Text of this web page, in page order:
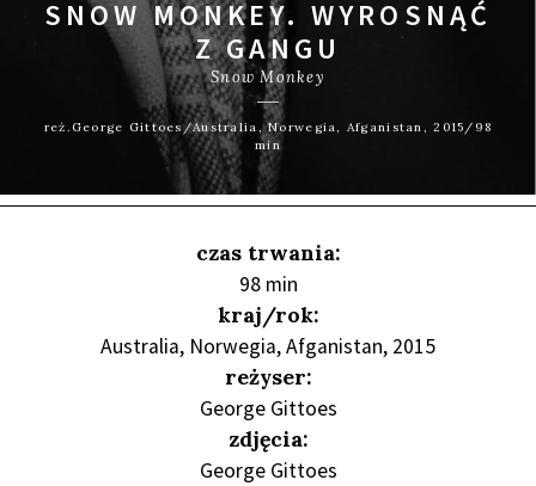
SNOW MONKEY. WYROSNĄĆ
Z GANGU
Snow Monkey
reż.George Gittoes/Australia, Norwegia, Afganistan, 2015/98
min
czas trwania:
98 min
kraj/rok:
Australia, Norwegia, Afganistan, 2015
reżyser:
George Gittoes
zdjęcia:
George Gittoes